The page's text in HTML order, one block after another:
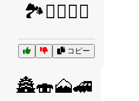
🏞️🚶‍♂️🚶‍♀️
コピー
🏯🍣🗻🚄